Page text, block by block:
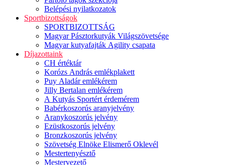
Belépési nyilatkozatok
Sportbizottságok
SPORTBIZOTTSÁG
Magyar Pásztorkutyák Világszövetsége
Magyar kutyafajták Agility csapata
Díjazottaink
CH értéktár
Korózs András emlékplakett
Puy Aladár emlékérem
Jilly Bertalan emlékérem
A Kutyás Sportért érdemérem
Babérkoszorús aranyjelvény
Aranykoszorús jelvény
Ezüstkoszorús jelvény
Bronzkoszorús jelvény
Szövetség Elnöke Elismerő Oklevél
Mestertenyésztő
Mestervezető